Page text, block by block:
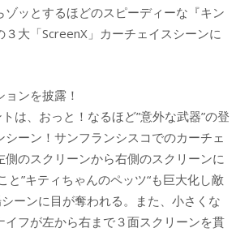
ッとするほどのスピーディーな『キン
大「ScreenX」カーチェイスシーンに
ンを披露！
は、おっと！なるほど”意外な武器”の登
ーン！サンフランシスコでのカーチェ
のスクリーンから右側のスクリーンに
”キティちゃんのペッツ“も巨大化し敵
ーンに目が奪われる。また、小さくな
フが左から右まで３面スクリーンを貫